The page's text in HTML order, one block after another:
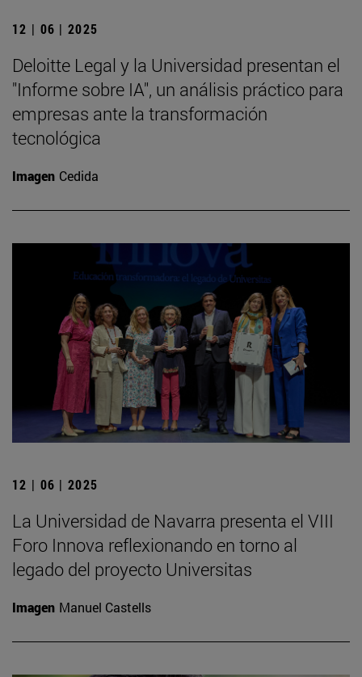
12 | 06 | 2025
Deloitte Legal y la Universidad presentan el
"Informe sobre IA", un análisis práctico para
empresas ante la transformación
tecnológica
Imagen Cedida
12 | 06 | 2025
La Universidad de Navarra presenta el VIII
Foro Innova reflexionando en torno al
legado del proyecto Universitas
Imagen Manuel Castells